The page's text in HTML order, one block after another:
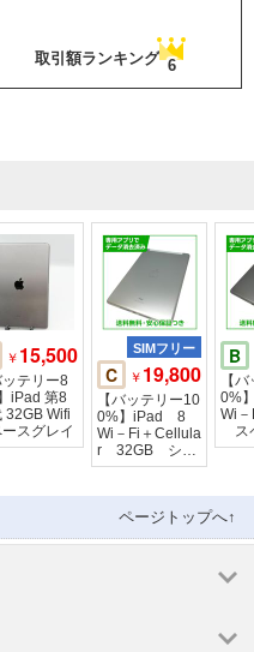
取引額ランキング 6
￥15,500
ッテリー8
iPad 第8
32GB Wifi
スグレイ
SIMフリー
C ￥19,800
【バッテリー10
0%】iPad 8
Wi－Fi＋Cellula
r 32GB シル
バー
B
【
0%
Wi
ス
イ
ページトップへ↑